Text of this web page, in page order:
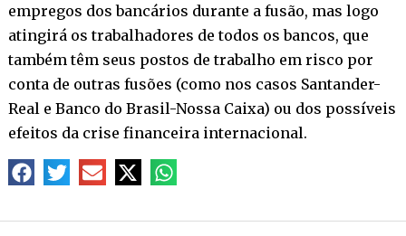
empregos dos bancários durante a fusão, mas logo
atingirá os trabalhadores de todos os bancos, que
também têm seus postos de trabalho em risco por
conta de outras fusões (como nos casos Santander-
Real e Banco do Brasil-Nossa Caixa) ou dos possíveis
efeitos da crise financeira internacional.